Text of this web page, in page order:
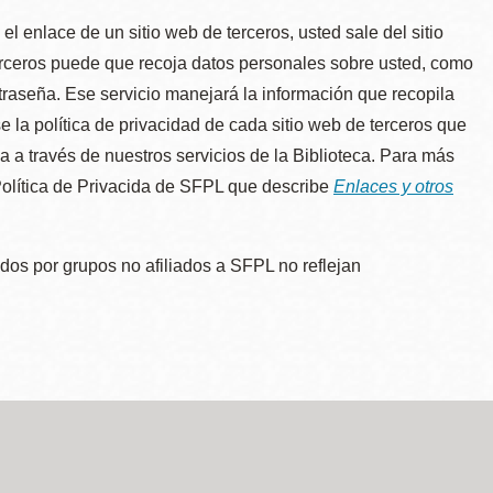
enlace de un sitio web de terceros, usted sale del sitio
puede que recoja datos personales sobre usted, como
Ese servicio manejará la información que recopila
la política de privacidad de cada sitio web de terceros que
a través de nuestros servicios de la Biblioteca. Para más
de Privacida de SFPL que describe Enlaces y otros
por grupos no afiliados a SFPL no reflejan